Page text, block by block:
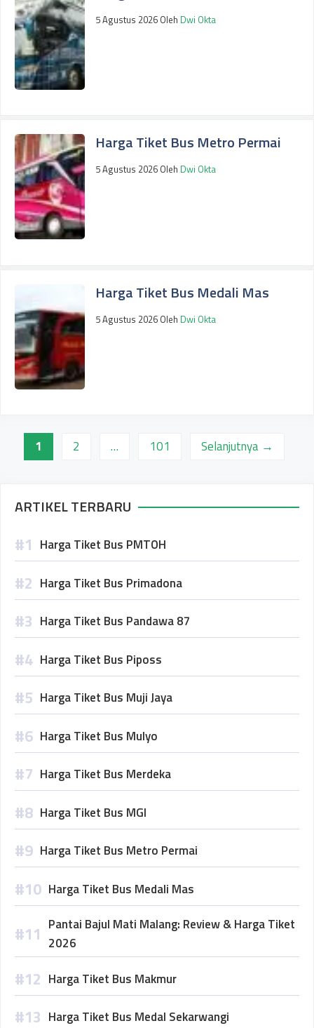
5 Agustus 2026 Oleh Dwi Okta
Harga Tiket Bus Metro Permai
5 Agustus 2026 Oleh Dwi Okta
Harga Tiket Bus Medali Mas
5 Agustus 2026 Oleh Dwi Okta
Halaman
1 Halaman
2 … Halaman
101 Selanjutnya →
ARTIKEL TERBARU
Harga Tiket Bus PMTOH
Harga Tiket Bus Primadona
Harga Tiket Bus Pandawa 87
Harga Tiket Bus Piposs
Harga Tiket Bus Muji Jaya
Harga Tiket Bus Mulyo
Harga Tiket Bus Merdeka
Harga Tiket Bus MGI
Harga Tiket Bus Metro Permai
Harga Tiket Bus Medali Mas
Pantai Bajul Mati Malang: Review & Harga Tiket
2026
Harga Tiket Bus Makmur
Harga Tiket Bus Medal Sekarwangi